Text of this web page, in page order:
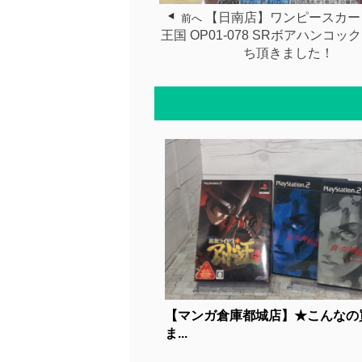
前へ
【日南店】ワンピースカ
王国 OP01-078 SRボアハンコッ
ち頂きました！
【マンガ倉庫都城店】★こんな
ま...